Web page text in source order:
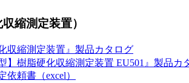
縮測定装置）
収縮測定装置』製品カタログ
】樹脂硬化収縮測定装置 EU501』製品カ
依頼書（excel）